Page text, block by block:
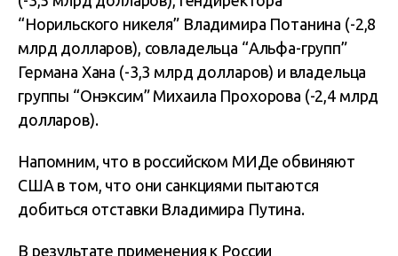
“Норильского никеля” Владимира Потанина (-2,8
млрд долларов), совладельца “Альфа-групп”
Германа Хана (-3,3 млрд долларов) и владельца
группы “Онэксим” Михаила Прохорова (-2,4 млрд
долларов).
Напомним, что в российском МИДе обвиняют
США в том, что они санкциями пытаются
добиться отставки Владимира Путина.
В результате применения к России